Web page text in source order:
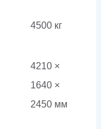
4500 кг
4210 ×
1640 ×
2450 мм